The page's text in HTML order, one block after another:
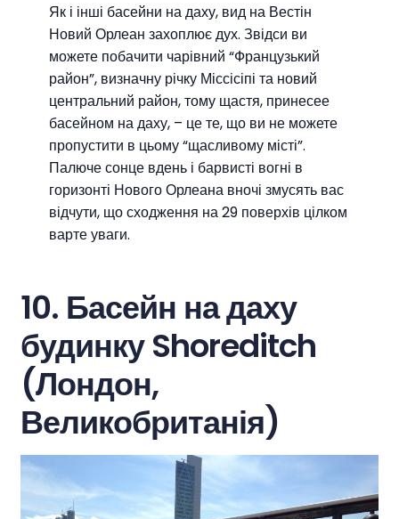
Як і інші басейни на даху, вид на Вестін
Новий Орлеан захоплює дух. Звідси ви
можете побачити чарівний “Французький
район”, визначну річку Міссісіпі та новий
центральний район, тому щастя, принесее
басейном на даху, – це те, що ви не можете
пропустити в цьому “щасливому місті”.
Палюче сонце вдень і барвисті вогні в
горизонті Нового Орлеана вночі змусять вас
відчути, що сходження на 29 поверхів цілком
варте уваги.
10. Басейн на даху
будинку Shoreditch
(Лондон,
Великобританія)